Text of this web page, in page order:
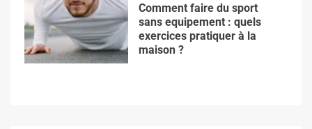
Comment faire du sport
sans equipement : quels
exercices pratiquer à la
maison ?